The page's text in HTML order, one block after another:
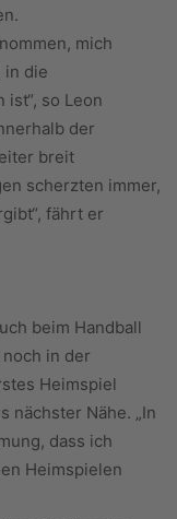
mich
in die
so Leon
der
breit
scherzten immer,
fährt er
beim Handball
in der
Heimspiel
nächster Nähe. „In
dass ich
Heimspielen